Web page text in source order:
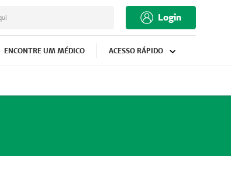
Login
ENCONTRE UM MÉDICO ACESSO RÁPIDO